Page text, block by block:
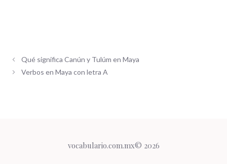
Qué significa Canún y Tulúm en Maya
Verbos en Maya con letra A
vocabulario.com.mx© 2026